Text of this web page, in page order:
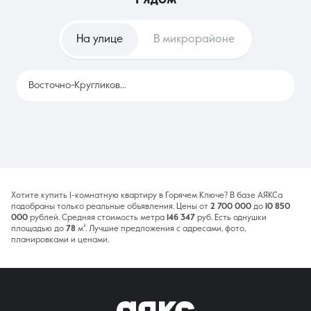
На улице В микрорайоне
Восточно-Кругликовская
Хотите купить 1-комнатную квартиру в Горячем Ключе? В базе АЯКСа
подобраны только реальные объявления. Цены от 2 700 000 до 10 850
000 рублей. Средняя стоимость метра 146 347 руб. Есть однушки
площадью до 78 м². Лучшие предложения с адресами, фото,
планировками и ценами.